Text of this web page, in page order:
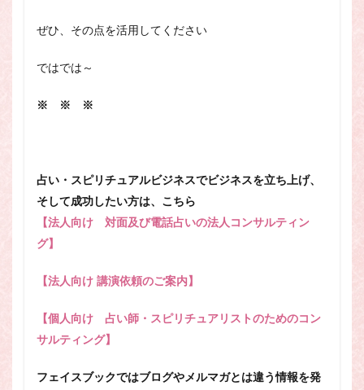
ぜひ、その点を活用してください
ではでは～
※ ※ ※
占い・スピリチュアルビジネスでビジネスを立ち上げ、
そして成功したい方は、こちら
【法人向け 対面及び電話占いの法人コンサルティン
グ】
【法人向け 講演依頼のご案内】
【個人向け 占い師・スピリチュアリストのためのコン
サルティング】
フェイスブックではブログやメルマガとは違う情報を発